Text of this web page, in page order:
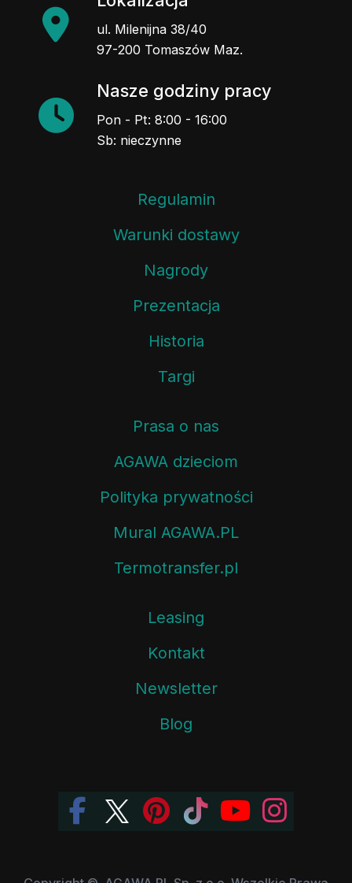
ul. Milenijna 38/40
97-200 Tomaszów Maz.
Nasze godziny pracy
Pon - Pt: 8:00 - 16:00
Sb: nieczynne
Regulamin
Warunki dostawy
Nagrody
Prezentacja
Historia
Targi
Prasa o nas
AGAWA dzieciom
Polityka prywatności
Mural AGAWA.PL
Termotransfer.pl
Leasing
Kontakt
Newsletter
Blog